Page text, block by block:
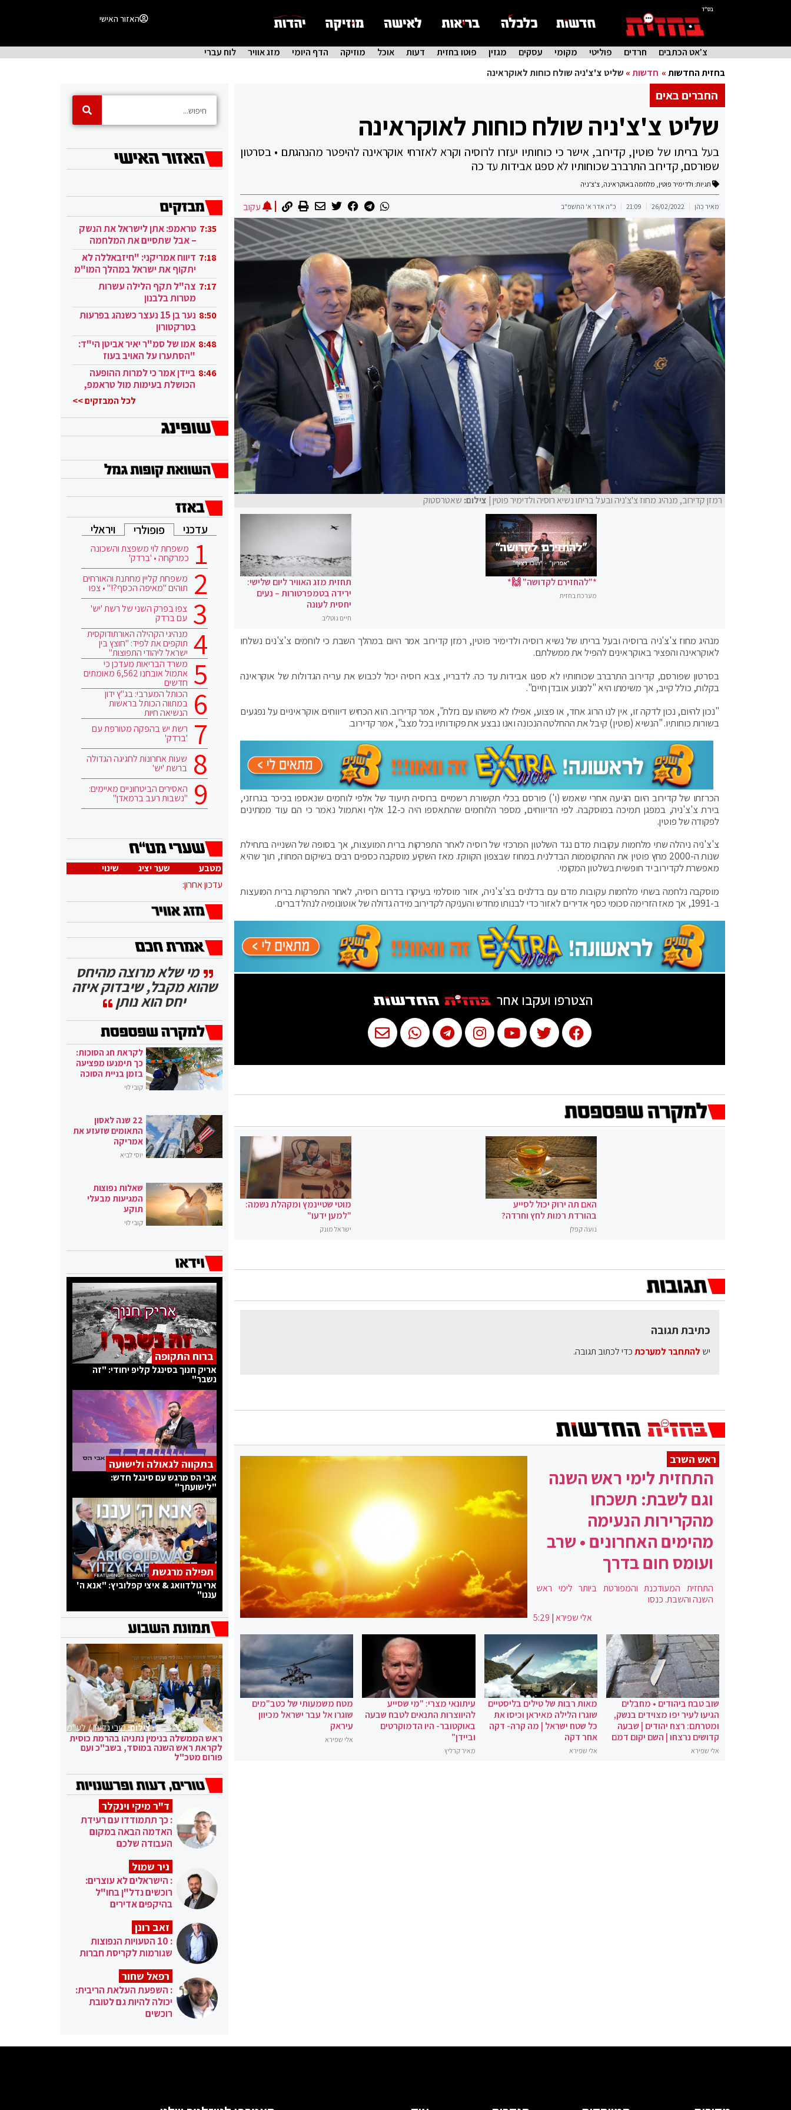
בס"ד
האזור האישי
צ'אט הכתבים חרדים פוליטי מקומי עסקים מגזין פוטו בחזית דעות אוכל מוזיקה הדף היומי מזג אוויר
לוח עברי
בחזית החדשות» חדשות» שליט צ'צ'ניה שולח כוחות לאוקראינה
החברים באים
שליט צ'צ'ניה שולח כוחות לאוקראינה
בעל בריתו של פוטין, קדירוב, אישר כי כוחותיו יעזרו לרוסיה וקרא לאזרחי אוקראינה להיפטר מהנהגתם • בסרטון
שפורסם, קדירוב התרברב שכוחותיו לא ספגו אבידות עד כה
תגיות: ולדימיר פוטין, מלחמה באוקראינה, צ'צ'ניה
מאיר כהן 26/02/2022
21:09 כ"ה אדר א' התשפ"ב עקוב
רמזן קדירוב, מנהיג מחוז צ'צ'ניה ובעל בריתו נשיא רוסיה ולדימיר פוטין| צילום: שאטרסטוק
*"להחזירם לקדושה" 🙌*
מערכת בחזית
תחזית מזג האוויר ליום שלישי:
ירידה בטמפרטורות – נעים
יחסית לעונה
חיים גוטליב
מנהיג מחוז צ'צ'ניה ברוסיה ובעל בריתו של נשיא רוסיה ולדימיר פוטין, רמזן קדירוב אמר היום במהלך השבת כי לוחמים צ'צ'נים נשלחו
לאוקראינה והפציר באוקראינים להפיל את ממשלתם.
בסרטון שפורסם, קדירוב התרברב שכוחותיו לא ספגו אבידות עד כה. לדבריו, צבא רוסיה יכול לכבוש את עריה הגדולות של אוקראינה
בקלות, כולל קייב, אך משימתו היא "למנוע אובדן חיים".
"נכון להיום, נכון לדקה זו, אין לנו הרוג אחד, או פצוע, אפילו לא מישהו עם נזלת", אמר קדירוב. הוא הכחיש דיווחים אוקראיניים על נפגעים
בשורות כוחותיו. "הנשיא (פוטין) קיבל את ההחלטה הנכונה ואנו נבצע את פקודותיו בכל מצב", אמר קדירוב.
הכרזתו של קדירוב היום הגיעה אחרי שאמש (ו') פורסם בכלי תקשורת רשמיים ברוסיה תיעוד של אלפי לוחמים שנאספו בכיכר בגרוזני,
בירת צ'צ'ניה, במפגן תמיכה במוסקבה. לפי הדיווחים, מספר הלוחמים שהתאספו היה כ-12 אלף ואתמול נאמר כי הם עוד ממתינים
לפקודה של פוטין.
צ'צ'ניה ניהלה שתי מלחמות עקובות מדם נגד השלטון המרכזי של רוסיה לאחר התפרקות ברית המועצות, אך בסופה של השנייה בתחילת
שנות ה-2000 מחץ פוטין את ההתקוממות הבדלנית במחוז שבצפון הקווקז. מאז השקיע מוסקבה כספים רבים בשיקום המחוז, תוך שהיא
מאפשרת לקדירוב יד חופשית בשלטון המקומי.
מוסקבה נלחמה בשתי מלחמות עקובות מדם עם בדלנים בצ'צ'ניה, אזור מוסלמי בעיקרו בדרום רוסיה, לאחר התפרקות ברית המועצות
ב-1991, אך מאז הזרימה סכומי כסף אדירים לאזור כדי לבנותו מחדש והעניקה לקדירוב מידה גדולה של אוטונומיה לנהל דברים.
הצטרפו ועקבו אחר
האם תה ירוק יכול לסייע
בהורדת רמות לחץ וחרדה?
נועה קפלן
מוטי שטיינמץ ומקהלת נשמה:
"למען ידעו"
ישראל מונק
כתיבת תגובה
יש להתחבר למערכתכדי לכתוב תגובה.
ראש השרב
התחזית לימי ראש השנה
וגם לשבת: תשכחו
מהקרירות הנעימה
מהימים האחרונים • שרב
ועומס חום בדרך
התחזית המעודכנת והמפורטת ביותר לימי ראש
השנה והשבת. כנסו
אלי שפירא|
5:29
שוב טבח ביהודים • מחבלים
הגיעו לעיר יפו מצוידים בנשק,
ומטרתם: רצח יהודים | שבעה
קדושים נרצחו | השם יקום דמם
אלי שפירא
מאות רבות של טילים בליסטיים
שוגרו הלילה מאיראן וכיסו את
כל שטח ישראל | מה קרה- דקה
אחר דקה
אלי שפירא
עיתונאי מצרי: "מי שסייע
להיווצרות התנאים לטבח שבעה
באוקטובר- היו הדמוקרטים
וביידן"
מאיר קרליץ
מטח משמעותי של כטב"מים
שוגרו אל עבר ישראל מכיוון
עיראק
אלי שפירא
7:35 טראמפ: אתן לישראל את הנשק
– אבל שתסיים את המלחמה
בעזה 7:18 דיווח אמריקני: "חיזבאללה לא
יתקוף את ישראל במהלך המו"מ
בקטאר" 7:17 צה"ל תקף הלילה עשרות
מטרות בלבנון
8:50
נער בן 15 נעצר כשנהג בפרעות
בטרקטורון
8:48 אמו של סמ"ר יאיר אביטן הי"ד:
"הסתערו על האויב בעוז
ובגבורה" 8:46 ביידן אמר כי למרות ההופעה
הכושלת בעימות מול טראמפ,
לכל המבזקים >>
עדכני פופולרי ויראלי
משפחת לוי משפצת והשכונה
כמרקחה • 'ברדק'
משפחת קליין מחתנת והאורחים
תוהים "מאיפה הכסף?!" • צפו
צפו בפרק השני של רשת 'יש'
עם ברדק
מנהיגי הקהילה האורתודוקסית
תוקפים את לפיד: "חוצץ בין
ישראל ליהודי התפוצות"
משרד הבריאות מעדכן כי
אתמול אובחנו 6,562 מאומתים
חדשים
הכותל המערבי: בג"ץ ידון
במתווה הכותל בראשות
הנשיאה חיות
רשת יש בהפקה מטורפת עם
'ברדק'
שעות אחרונות לחגיגה הגדולה
ברשת 'יש'
האסירים הביטחוניים מאיימים:
"נשבות רעב ברמאדן"
מטבע שער יציג
שינוי
עדכון אחרון:
מי שלא מרוצה מהיחס
שהוא מקבל, שיבדוק איזה
יחס הוא נותן
לקראת חג הסוכות:
כך תימנעו מפציעה
בזמן בניית הסוכה
קובי לוי
22 שנה לאסון
התאומים שזעזע את
אמריקה
יוסי לביא
שאלות נפוצות
המגיעות מבעלי
תוקע
קובי לוי
ברוח התקופה
אריק חנוך בסינגל קליפ יחודי: "זה
נשבר"
בתקווה לגאולה ולישועה
אבי הס מרגש עם סינגל חדש:
"לישועתך"
תפילה מרגשת
ארי גולדוואג & איצי קפלוביץ: "אנא ה'
עננו"
צילום:קובי גדעון / לע"מ
ראש הממשלה בנימין נתניהו בהרמת כוסית
לקראת ראש השנה במוסד, בשב"כ ועם
פורום מטכ"ל
ד"ר מיקי וינקלר
: כך תתמודדו עם רעידת
האדמה הבאה במקום
העבודה שלכם
ניר שמול
: הישראלים לא עוצרים:
רוכשים נדל"ן בחו"ל
בהיקפים אדירים
זאב רונן
: 10 הטעויות הנפוצות
שגורמות לקריסת חברות
רפאל שחור
: השפעת העלאת הריבית:
יכולה להיות גם לטובת
רוכשים